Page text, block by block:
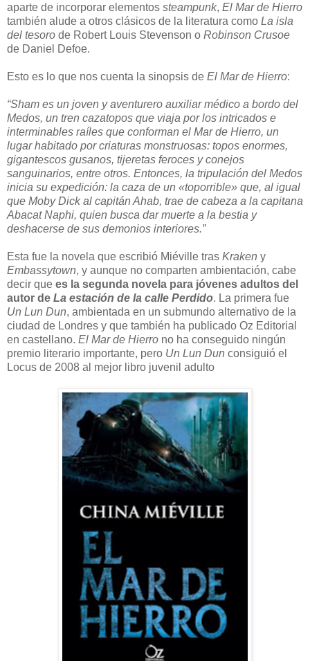
aparte de incorporar elementos steampunk, El Mar de Hierro
también alude a otros clásicos de la literatura como La isla
del tesoro de Robert Louis Stevenson o Robinson Crusoe
de Daniel Defoe.
Esto es lo que nos cuenta la sinopsis de El Mar de Hierro:
“Sham es un joven y aventurero auxiliar médico a bordo del
Medos, un tren cazatopos que viaja por los intricados e
interminables raíles que conforman el Mar de Hierro, un
lugar habitado por criaturas monstruosas: topos enormes,
gigantescos gusanos, tijeretas feroces y conejos
sanguinarios, entre otros. Entonces, la tripulación del Medos
inicia su expedición: la caza de un «toporrible» que, al igual
que Moby Dick al capitán Ahab, trae de cabeza a la capitana
Abacat Naphi, quien busca dar muerte a la bestia y
deshacerse de sus demonios interiores.”
Esta fue la novela que escribió Miéville tras Kraken y
Embassytown, y aunque no comparten ambientación, cabe
decir que es la segunda novela para jóvenes adultos del
autor de La estación de la calle Perdido. La primera fue
Un Lun Dun, ambientada en un submundo alternativo de la
ciudad de Londres y que también ha publicado Oz Editorial
en castellano. El Mar de Hierro no ha conseguido ningún
premio literario importante, pero Un Lun Dun consiguió el
Locus de 2008 al mejor libro juvenil adulto